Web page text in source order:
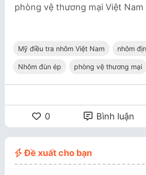
phòng vệ thương mại Việt Nam
Mỹ điều tra nhôm Việt Nam nhôm
Nhôm đùn ép phòng vệ thương mại
0 Bình luận
Đề xuất cho bạn